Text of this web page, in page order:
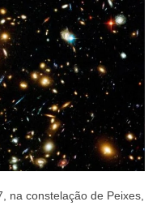
na constelação de Peixes,